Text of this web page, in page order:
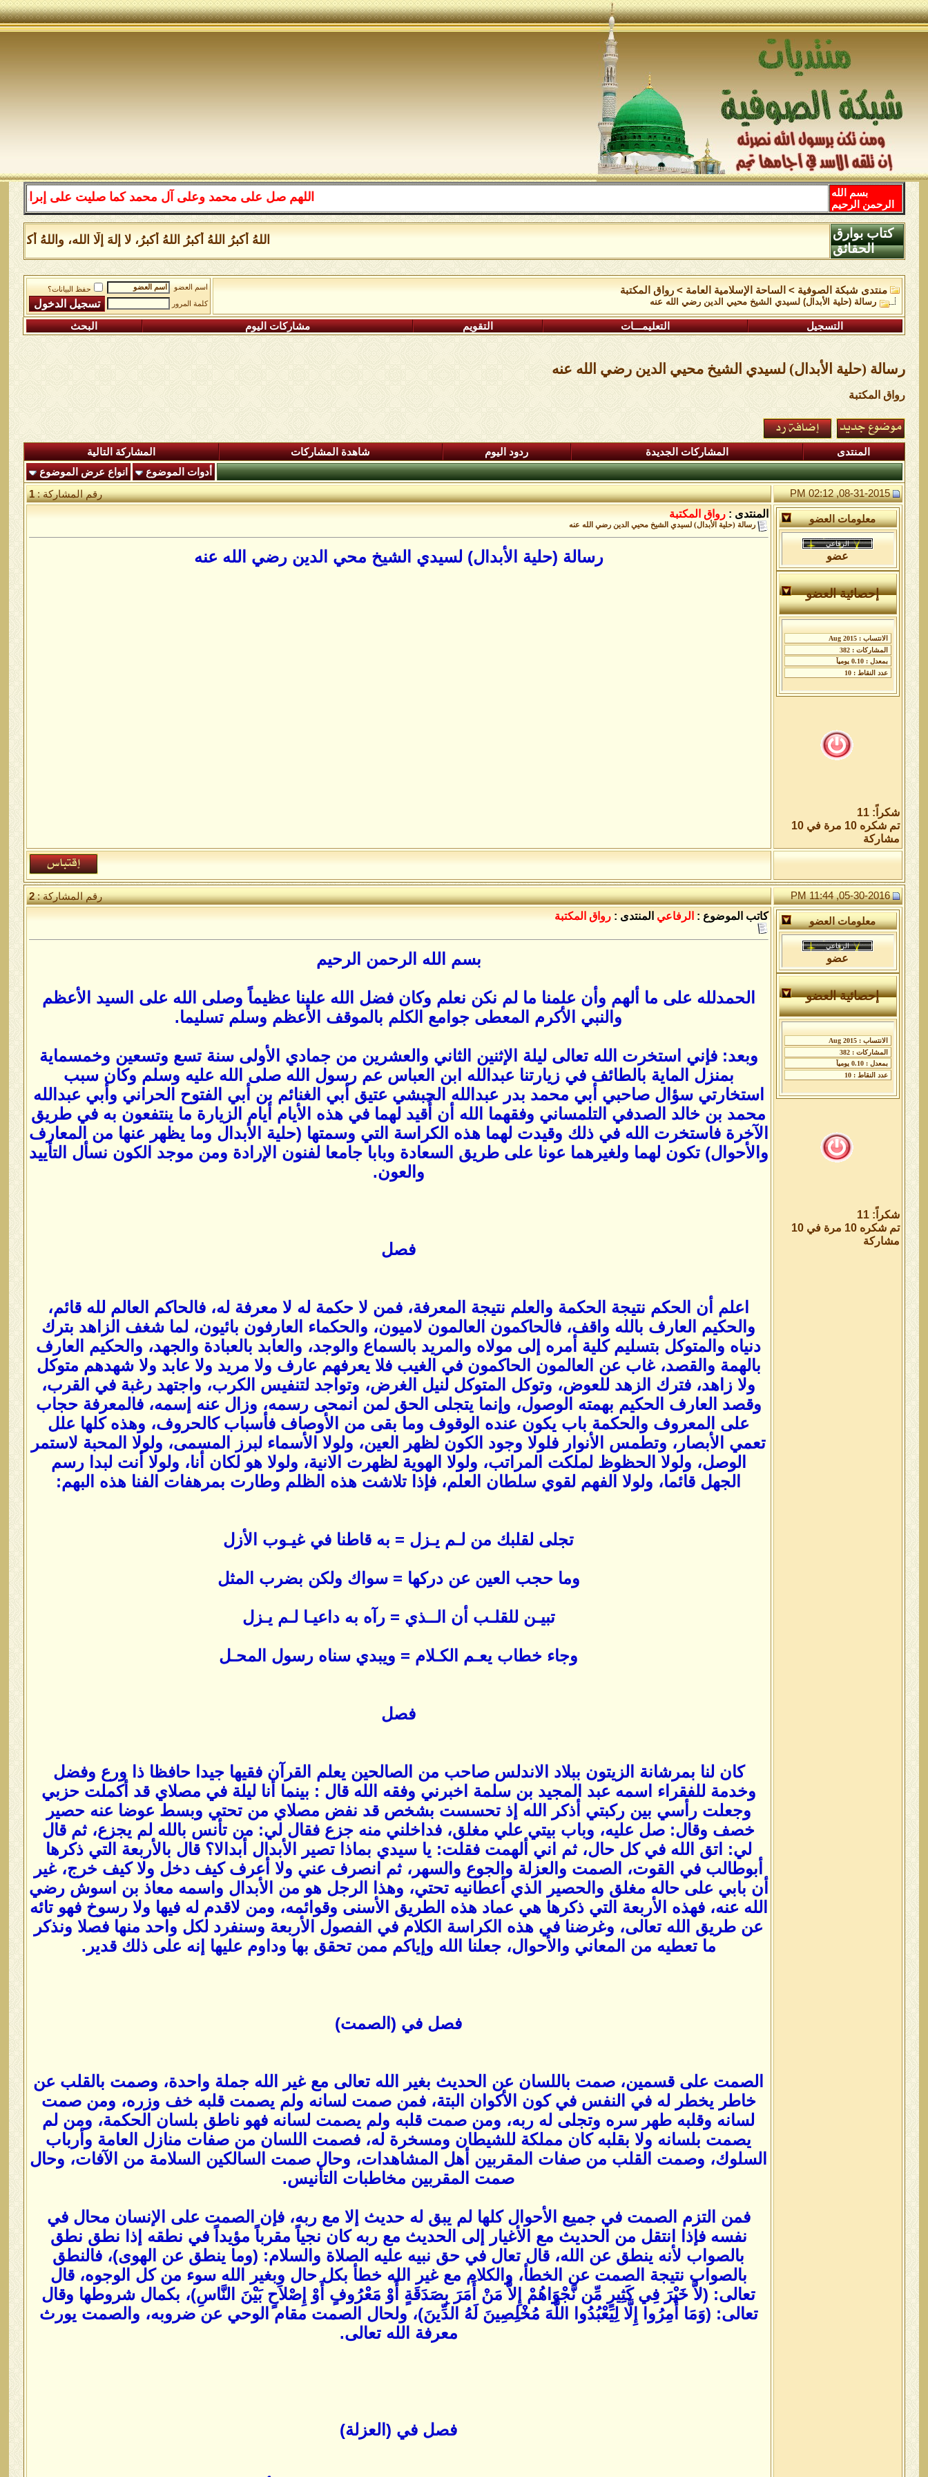
اللهم صل على محمد وعلى آل محمد كما صليت على إبراهيم وعلى آل
بسم الله
الرحمن الرحيم
اللهُ أكبرُ اللهُ أكبرُ اللهُ أكبرُ، لا إلهَ إلَّا الله، واللهُ أكبر
كتاب بوارق
الحقائق
منتدى شبكة الصوفية > الساحة اﻹسلامية العامة >رواق المكتبة
رسالة (حلية الأبدال) لسيدي الشيخ محيي الدين رضي الله عنه
اسم العضو
حفظ البيانات؟
كلمة المرور
التسجيل التعليمـــات التقويم مشاركات اليوم البحث
رسالة (حلية الأبدال) لسيدي الشيخ محيي الدين رضي الله عنه
رواق المكتبة
المنتدى المشاركات الجديدة ردود اليوم شاهدة المشاركات
المشاركة التالية
أدوات الموضوع
انواع عرض الموضوع
08-31-2015, 02:12 PM
رقم المشاركة :1
معلومات العضو
عضو
إحصائية العضو
شكراً: 11
تم شكره 10 مرة في 10
مشاركة
المنتدى : رواق المكتبة
رسالة (حلية الأبدال) لسيدي الشيخ محيي الدين رضي الله عنه
رسالة (حلية الأبدال) لسيدي الشيخ محي الدين رضي الله عنه
05-30-2016, 11:44 PM رقم المشاركة :2
معلومات العضو
عضو
إحصائية العضو
شكراً: 11
تم شكره 10 مرة في 10
مشاركة
كاتب الموضوع : الرفاعي المنتدى : رواق المكتبة
بسم الله الرحمن الرحيم
الحمدلله على ما ألهم وأن علمنا ما لم نكن نعلم وكان فضل الله علينا عظيماً وصلى الله على السيد الأعظم
والنبي الأكرم المعطى جوامع الكلم بالموقف الأعظم وسلم تسليما.
وبعد: فإني استخرت الله تعالى ليلة الإثنين الثاني والعشرين من جمادي الأولى سنة تسع وتسعين وخمسماية
بمنزل الماية بالطائف في زيارتنا عبدالله ابن العباس عم رسول الله صلى الله عليه وسلم وكان سبب
استخارتي سؤال صاحبي أبي محمد بدر عبدالله الحبشي عتيق أبي الغنائم بن أبي الفتوح الحراني وأبي عبدالله
محمد بن خالد الصدفي التلمساني وفقهما الله أن أُقيد لهما في هذه الأيام أيام الزيارة ما ينتفعون به في طريق
الآخرة فاستخرت الله في ذلك وقيدت لهما هذه الكراسة التي وسمتها (حلية الأبدال وما يظهر عنها من المعارف
والأحوال) تكون لهما ولغيرهما عونا على طريق السعادة وبابا جامعا لفنون الإرادة ومن موجد الكون نسأل التأييد
والعون.
فصل
اعلم أن الحكم نتيجة الحكمة والعلم نتيجة المعرفة، فمن لا حكمة له لا معرفة له، فالحاكم العالم لله قائم،
والحكيم العارف بالله واقف، فالحاكمون العالمون لاميون، والحكماء العارفون بائيون، لما شغف الزاهد بترك
دنياه والمتوكل بتسليم كلية أمره إلى مولاه والمريد بالسماع والوجد، والعابد بالعبادة والجهد، والحكيم العارف
بالهمة والقصد، غاب عن العالمون الحاكمون في الغيب فلا يعرفهم عارف ولا مريد ولا عابد ولا شهدهم متوكل
ولا زاهد، فترك الزهد للعوض، وتوكل المتوكل لنيل الغرض، وتواجد لتنفيس الكرب، واجتهد رغبة في القرب،
وقصد العارف الحكيم بهمته الوصول، وإنما يتجلى الحق لمن انمحى رسمه، وزال عنه إسمه، فالمعرفة حجاب
على المعروف والحكمة باب يكون عنده الوقوف وما بقى من الأوصاف فأسباب كالحروف، وهذه كلها علل
تعمي الأبصار، وتطمس الأنوار فلولا وجود الكون لظهر العين، ولولا الأسماء لبرز المسمى، ولولا المحبة لاستمر
الوصل، ولولا الحظوظ لملكت المراتب، ولولا الهوية لظهرت الانية، ولولا هو لكان أنا، ولولا أنت لبدا رسم
الجهل قائما، ولولا الفهم لقوي سلطان العلم، فإذا تلاشت هذه الظلم وطارت بمرهفات الفنا هذه البهم:
تجلى لقلبك من لـم يـزل = به قاطنا في غيـوب الأزل
وما حجب العين عن دركها = سواك ولكن بضرب المثل
تبيـن للقلـب أن الــذي = رآه به داعيـا لـم يـزل
وجاء خطاب يعـم الكـلام = ويبدي سناه رسول المحـل
فصل
كان لنا بمرشانة الزيتون ببلاد الاندلس صاحب من الصالحين يعلم القرآن فقيها جيدا حافظا ذا ورع وفضل
وخدمة للفقراء اسمه عبد المجيد بن سلمة اخبرني وفقه الله قال : بينما أنا ليلة في مصلاي قد أكملت حزبي
وجعلت رأسي بين ركبتي أذكر الله إذ تحسست بشخص قد نفض مصلاي من تحتي وبسط عوضا عنه حصير
خصف وقال: صل عليه، وباب بيتي علي مغلق، فداخلني منه جزع فقال لي: من تأنس بالله لم يجزع، ثم قال
لي: اتق الله في كل حال، ثم اني ألهمت فقلت: يا سيدي بماذا تصير الأبدال أبدالا؟ قال بالأربعة التي ذكرها
أبوطالب في القوت، الصمت والعزلة والجوع والسهر، ثم انصرف عني ولا أعرف كيف دخل ولا كيف خرج، غير
أن بابي على حاله مغلق والحصير الذي أعطانيه تحتي، وهذا الرجل هو من الأبدال واسمه معاذ بن اسوش رضي
الله عنه، فهذه الأربعة التي ذكرها هي عماد هذه الطريق الأسنى وقوائمه، ومن لاقدم له فيها ولا رسوخ فهو تائه
عن طريق الله تعالى، وغرضنا في هذه الكراسة الكلام في الفصول الأربعة وسنفرد لكل واحد منها فصلا ونذكر
ما تعطيه من المعاني والأحوال، جعلنا الله وإياكم ممن تحقق بها وداوم عليها إنه على ذلك قدير.
فصل في (الصمت)
الصمت على قسمين، صمت باللسان عن الحديث بغير الله تعالى مع غير الله جملة واحدة، وصمت بالقلب عن
خاطر يخطر له في النفس في كون الأكوان البتة، فمن صمت لسانه ولم يصمت قلبه خف وزره، ومن صمت
لسانه وقلبه طهر سره وتجلى له ربه، ومن صمت قلبه ولم يصمت لسانه فهو ناطق بلسان الحكمة، ومن لم
يصمت بلسانه ولا بقلبه كان مملكة للشيطان ومسخرة له، فصمت اللسان من صفات منازل العامة وأرباب
السلوك، وصمت القلب من صفات المقربين أهل المشاهدات، وحال صمت السالكين السلامة من الآفات، وحال
صمت المقربين مخاطبات التأنيس.
فمن التزم الصمت في جميع الأحوال كلها لم يبق له حديث إلا مع ربه، فإن الصمت على الإنسان محال في
نفسه فإذا انتقل من الحديث مع الأغيار إلى الحديث مع ربه كان نجياً مقرباً مؤيداً في نطقه إذا نطق نطق
بالصواب لأنه ينطق عن الله، قال تعال في حق نبيه عليه الصلاة والسلام: (وما ينطق عن الهوى)، فالنطق
بالصواب نتيجة الصمت عن الخطأ، والكلام مع غير الله خطأ بكل حال وبغير الله سوء من كل الوجوه، قال
تعالى: (لاَّ خَيْرَ فِي كَثِيرٍ مِّن نَّجْوَاهُمْ إِلاَّ مَنْ أَمَرَ بِصَدَقَةٍ أَوْ مَعْرُوفٍ أَوْ إِصْلاَحٍ بَيْنَ النَّاسِ)، بكمال شروطها وقال
تعالى: (وَمَا أُمِرُوا إِلَّا لِيَعْبُدُوا اللَّهَ مُخْلِصِينَ لَهُ الدِّينَ)، ولحال الصمت مقام الوحي عن ضروبه، والصمت يورث
معرفة الله تعالى.
فصل في (العزلة)